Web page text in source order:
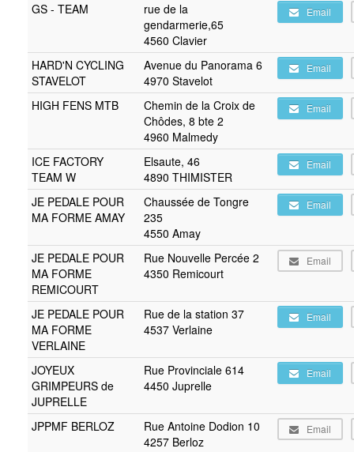
GS - TEAM
rue de la
gendarmerie,65
4560 Clavier
Email
HARD'N CYCLING
STAVELOT
Avenue du Panorama 6
4970 Stavelot
Email
HIGH FENS MTB
Chemin de la Croix de
Chôdes, 8 bte 2
4960 Malmedy
Email
ICE FACTORY
TEAM W
Elsaute, 46
4890 THIMISTER
Email
JE PEDALE POUR
MA FORME AMAY
Chaussée de Tongre
235
4550 Amay
Email
JE PEDALE POUR
MA FORME
REMICOURT
Rue Nouvelle Percée 2
4350 Remicourt
Email
JE PEDALE POUR
MA FORME
VERLAINE
Rue de la station 37
4537 Verlaine
Email
JOYEUX
GRIMPEURS de
JUPRELLE
Rue Provinciale 614
4450 Juprelle
Email
JPPMF BERLOZ
Rue Antoine Dodion 10
4257 Berloz
Email